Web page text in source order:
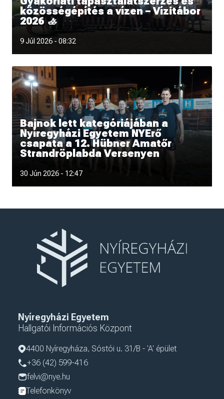
közösségépítés a vízen – Vízitábor
2026 🚣
9 Júl 2026 - 08:32
Bajnok lett kategóriájában a
Nyíregyházi Egyetem NYErő
csapata a 12. Hübner Amatőr
Strandröplabda Versenyen
30 Jún 2026 - 12:47
Nyíregyházi Egyetem
Hallgatói Információs Központ
4400 Nyíregyháza, Sóstói u. 31/B - 'A' épület
+36 (42) 599-416
felvi@nye.hu
Telefonkönyv